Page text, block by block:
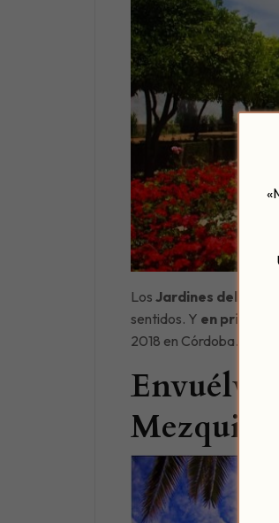
Los Jardines del
sentidos. Y en
2018 en Córdoba.
Mezquita-